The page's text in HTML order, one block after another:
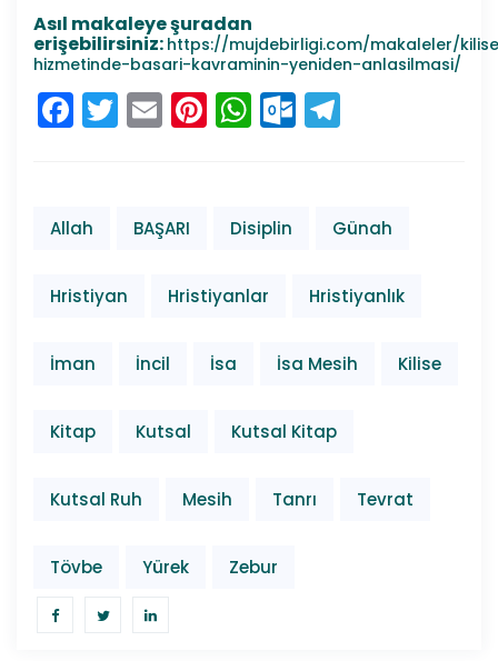
Asıl makaleye şuradan
erişebilirsiniz: https://mujdebirligi.com/makaleler/
hizmetinde-basari-kavraminin-yeniden-anlasilmasi/
Facebook
Twitter
EmailPinterest
WhatsApp
Allah BAŞARI Disiplin Günah
Hristiyan Hristiyanlar Hristiyanlık
İman İncil İsa İsa Mesih Kilise
Kitap Kutsal Kutsal Kitap
Kutsal Ruh Mesih Tanrı Tevrat
Tövbe Yürek Zebur